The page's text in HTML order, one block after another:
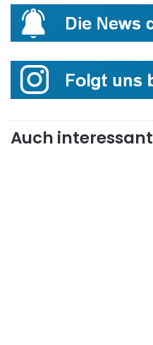
Auch interessant